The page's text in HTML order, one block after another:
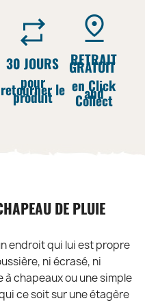
30 JOURS
pour
retourner le
produit
RETRAIT
GRATUIT
en Click
and
Collect
DE PLUIE
endroit qui lui est propre
ni écrasé, ni
chapeaux ou une simple
ce soit sur une étagère